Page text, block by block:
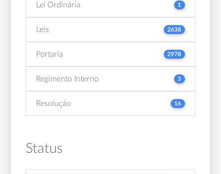
Lei Ordinária 1
Leis 2638
Portaria 2978
Regimento Interno 3
Resolução 16
Status